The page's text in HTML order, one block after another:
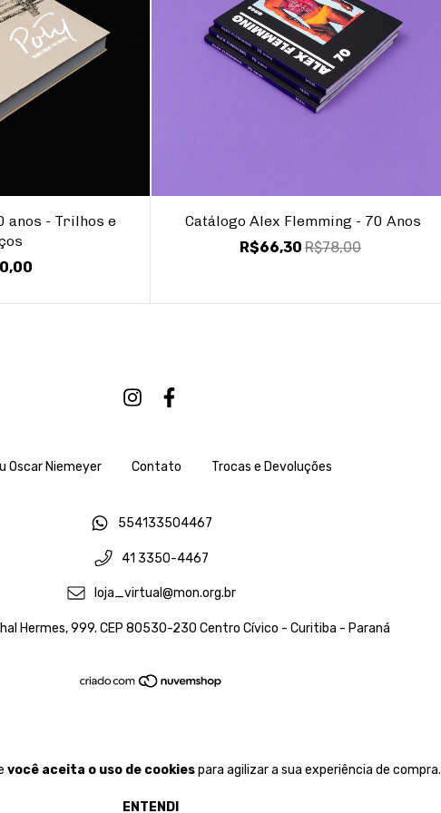
você aceita o uso de cookiespara agilizar a sua experiência de compra.
ENTENDI
anos - Trilhos e
Catálogo Alex Flemming - 70 Anos
R$66,30 R$78,00
Oscar Niemeyer Contato Trocas e Devoluções
554133504467
41 3350-4467
loja_virtual@mon.org.br
Hermes, 999. CEP 80530-230 Centro Cívico - Curitiba - Paraná